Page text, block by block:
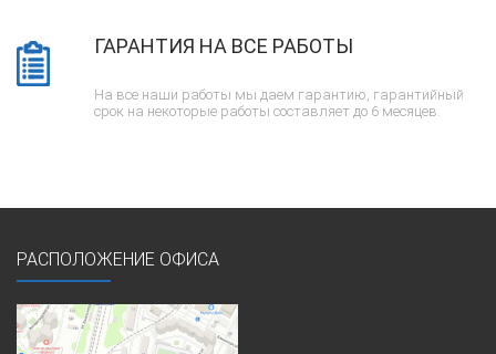
ГАРАНТИЯ НА ВСЕ РАБОТЫ
На все наши работы мы даем гарантию, гарантийный
срок на некоторые работы составляет до 6 месяцев.
РАСПОЛОЖЕНИЕ ОФИСА